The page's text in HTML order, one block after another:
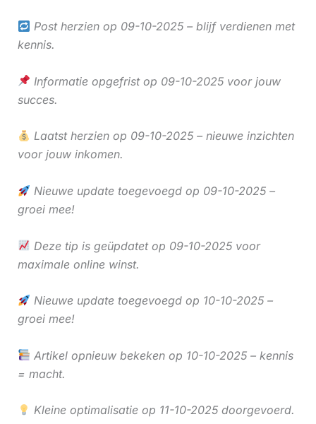
Post herzien op 09-10-2025 – blijf verdienen met
kennis.
Informatie opgefrist op 09-10-2025 voor jouw
succes.
Laatst herzien op 09-10-2025 – nieuwe inzichten
voor jouw inkomen.
Nieuwe update toegevoegd op 09-10-2025 –
groei mee!
Deze tip is geüpdatet op 09-10-2025 voor
maximale online winst.
Nieuwe update toegevoegd op 10-10-2025 –
groei mee!
Artikel opnieuw bekeken op 10-10-2025 – kennis
= macht.
Kleine optimalisatie op 11-10-2025 doorgevoerd.